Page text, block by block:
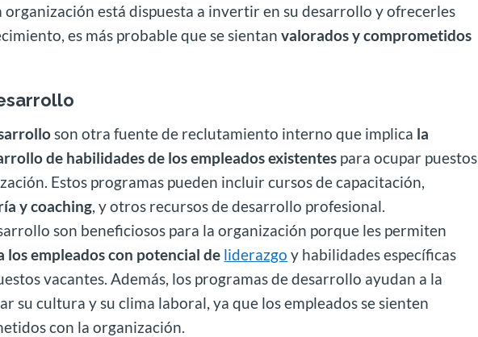
organización está dispuesta a invertir en su desarrollo y ofrecerles
es más probable que se sientanvalorados y comprometidos
son otra fuente de reclutamiento interno que implica la
de habilidades de los empleados existentes para ocupar puestos
Estos programas pueden incluir cursos de capacitación,
y coaching, y otros recursos de desarrollo profesional.
son beneficiosos para la organización porque les permiten
empleados con potencial de liderazgo y habilidades específicas
vacantes. Además, los programas de desarrollo ayudan a la
su cultura y su clima laboral, ya que los empleados se sienten
con la organización.